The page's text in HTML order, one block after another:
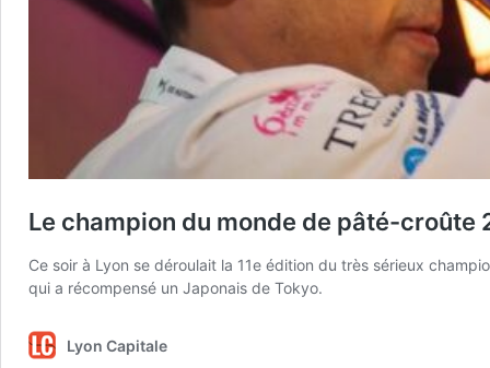
Le champion du monde de pâté-croûte
Ce soir à Lyon se déroulait la 11e édition du très sérieux
qui a récompensé un Japonais de Tokyo.
Lyon Capitale